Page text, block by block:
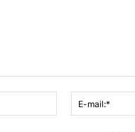
Nome:*